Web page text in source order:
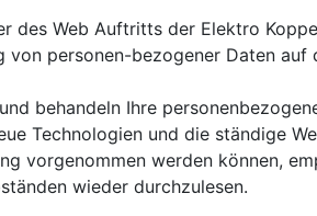
des Web Auftritts der Elektro
personen-bezogener Daten auf
behandeln Ihre
Technologien und die ständige
vorgenommen werden können,
wieder durchzulesen.